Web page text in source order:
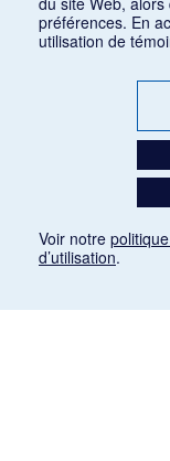
préférences. En
utilisation de
Voir notre
d’utilisation.